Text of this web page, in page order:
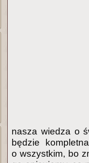
nasza wiedza o
będzie
o wszystkim, bo